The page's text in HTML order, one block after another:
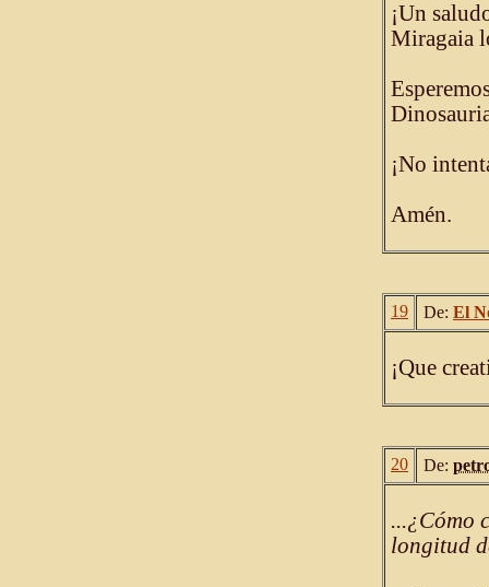
¡Un
Miragaia
¡No
Amén.
19 De: El
¡Que
20 De:
...¿Cómo
longitud